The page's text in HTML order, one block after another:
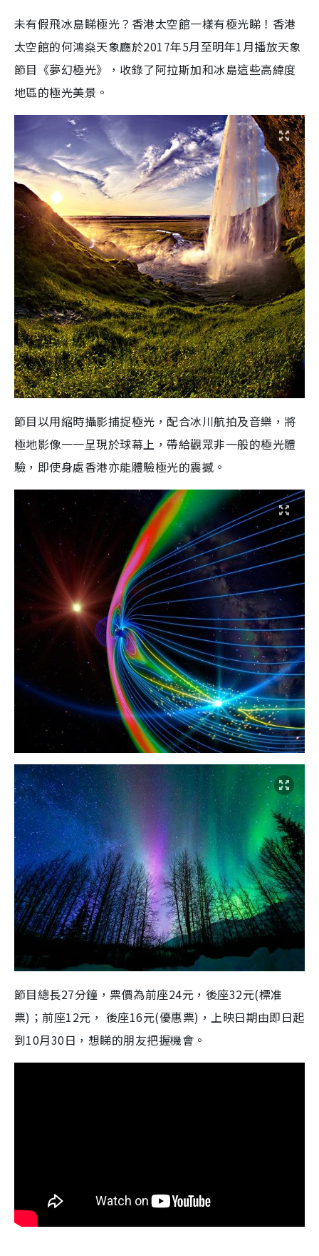
未有假飛冰島睇極光？香港太空館一樣有極光睇！香港
太空館的何鴻燊天象廳於2017年5月至明年1月播放天象
節目《夢幻極光》，收錄了阿拉斯加和冰島這些高緯度
地區的極光美景。
節目以用縮時攝影捕捉極光，配合冰川航拍及音樂，將
極地影像一一呈現於球幕上，帶給觀眾非一般的極光體
驗，即使身處香港亦能體驗極光的震撼。
節目總長27分鐘，票價為前座24元，後座32元(標准
票)；前座12元， 後座16元(優惠票)，上映日期由即日起
到10月30日，想睇的朋友把握機會。